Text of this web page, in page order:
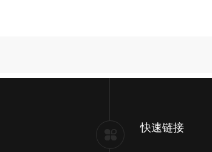
快速链接